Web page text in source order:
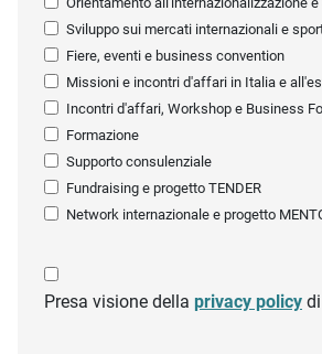
Sviluppo sui mercati internazionali e
Fiere, eventi e business convention
Missioni e incontri d'affari in Italia e
Incontri d'affari, Workshop e Business
Formazione
Supporto consulenziale
Fundraising e progetto TENDER
Network internazionale e progetto
Presa visione della privacy policy